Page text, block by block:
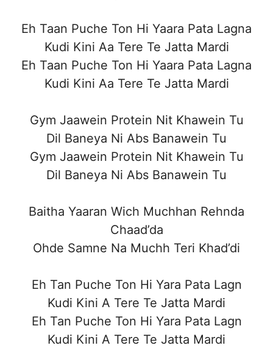
Eh Taan Puche Ton Hi Yaara Pata Lagna
Kudi Kini Aa Tere Te Jatta Mardi
Eh Taan Puche Ton Hi Yaara Pata Lagna
Kudi Kini Aa Tere Te Jatta Mardi
Gym Jaawein Protein Nit Khawein Tu
Dil Baneya Ni Abs Banawein Tu
Gym Jaawein Protein Nit Khawein Tu
Dil Baneya Ni Abs Banawein Tu
Baitha Yaaran Wich Muchhan Rehnda
Chaad’da
Ohde Samne Na Muchh Teri Khad’di
Eh Tan Puche Ton Hi Yara Pata Lagn
Kudi Kini A Tere Te Jatta Mardi
Eh Tan Puche Ton Hi Yara Pata Lagn
Kudi Kini A Tere Te Jatta Mardi